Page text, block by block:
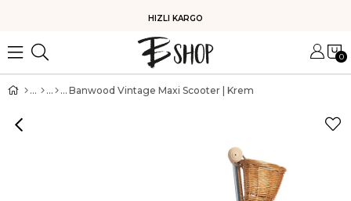
HIZLI KARGO
0
Banwood Vintage Maxi Scooter | Krem